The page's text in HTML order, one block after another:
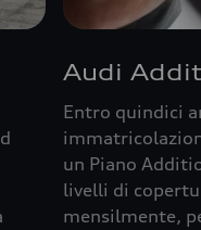
Audi
Entro quindici
un Piano
livelli di
mensilmente,